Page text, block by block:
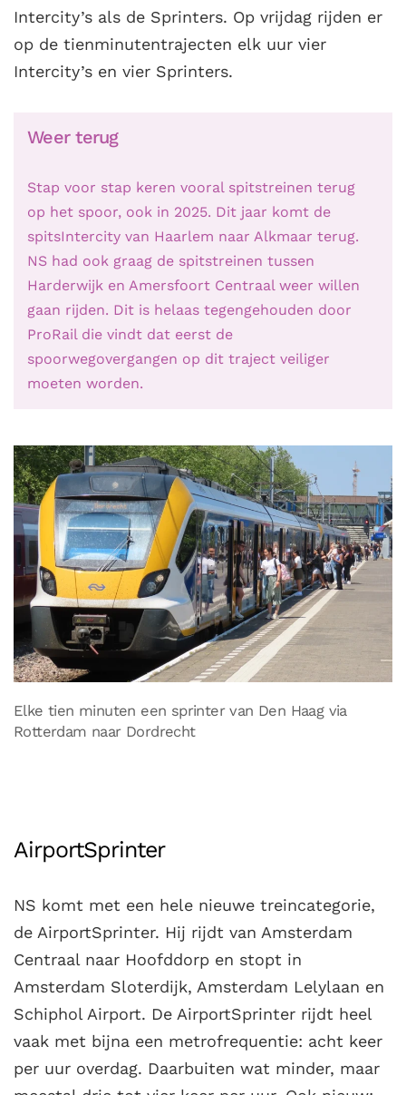
Intercity’s als de Sprinters. Op vrijdag rijden er
op de tienminutentrajecten elk uur vier
Intercity’s en vier Sprinters.
Weer terug
Stap voor stap keren vooral spitstreinen terug
op het spoor, ook in 2025. Dit jaar komt de
spitsIntercity van Haarlem naar Alkmaar terug.
NS had ook graag de spitstreinen tussen
Harderwijk en Amersfoort Centraal weer willen
gaan rijden. Dit is helaas tegengehouden door
ProRail die vindt dat eerst de
spoorwegovergangen op dit traject veiliger
moeten worden.
Elke tien minuten een sprinter van Den Haag via
Rotterdam naar Dordrecht
AirportSprinter
NS komt met een hele nieuwe treincategorie,
de AirportSprinter. Hij rijdt van Amsterdam
Centraal naar Hoofddorp en stopt in
Amsterdam Sloterdijk, Amsterdam Lelylaan en
Schiphol Airport. De AirportSprinter rijdt heel
vaak met bijna een metrofrequentie: acht keer
per uur overdag. Daarbuiten wat minder, maar